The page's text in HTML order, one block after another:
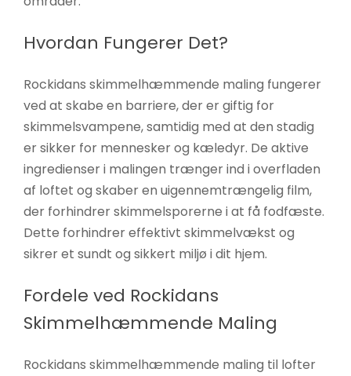
Hvordan Fungerer Det?
Rockidans skimmelhæmmende maling fungerer
ved at skabe en barriere, der er giftig for
skimmelsvampene, samtidig med at den stadig
er sikker for mennesker og kæledyr. De aktive
ingredienser i malingen trænger ind i overfladen
af loftet og skaber en uigennemtrængelig film,
der forhindrer skimmelsporerne i at få fodfæste.
Dette forhindrer effektivt skimmelvækst og
sikrer et sundt og sikkert miljø i dit hjem.
Fordele ved Rockidans
Skimmelhæmmende Maling
Rockidans skimmelhæmmende maling til lofter